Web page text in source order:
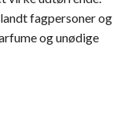
fagpersoner og
og unødige